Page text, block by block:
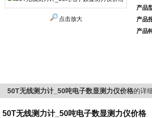
点击放大
产品
产品
产品
50T无线测力计_50吨电子数显测力仪价格的详
50T无线测力计_50吨电子数显测力仪价格